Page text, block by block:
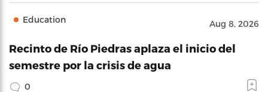
Education Aug 8, 2026
Recinto de Río Piedras aplaza el inicio del
semestre por la crisis de agua
0